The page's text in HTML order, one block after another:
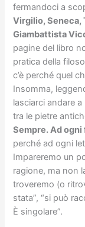
fermandoci a
Virgilio, Seneca,
Giambattista
pagine del libro
pratica della
c’è perché quel
Insomma,
lasciarci andare
tra le pietre
Sempre. Ad ogni
perché ad ogni
Impareremo un
ragione, ma non
troveremo (o
stata”, “si può
È singolare”.